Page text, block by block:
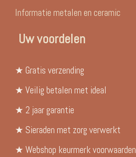
Informatie metalen en ceramic
Uw voordelen
★ Gratis verzending
★ Veilig betalen met ideal
★ 2 jaar garantie
★ Sieraden met zorg verwerkt
★ Webshop keurmerk voorwaarden